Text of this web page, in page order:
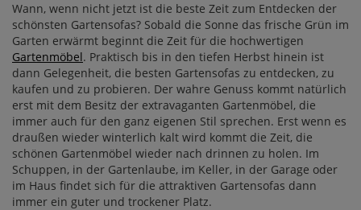
Wann, wenn nicht jetzt ist die beste Zeit zum Entdecken der
schönsten Gartensofas? Sobald die Sonne das frische Grün im
Garten erwärmt beginnt die Zeit für die hochwertigen
Gartenmöbel. Praktisch bis in den tiefen Herbst hinein ist
dann Gelegenheit, die besten Gartensofas zu entdecken, zu
kaufen und zu probieren. Der wahre Genuss kommt natürlich
erst mit dem Besitz der extravaganten Gartenmöbel, die
immer auch für den ganz eigenen Stil sprechen. Erst wenn es
draußen wieder winterlich kalt wird kommt die Zeit, die
schönen Gartenmöbel wieder nach drinnen zu holen. Im
Schuppen, in der Gartenlaube, im Keller, in der Garage oder
im Haus findet sich für die attraktiven Gartensofas dann
immer ein guter und trockener Platz.